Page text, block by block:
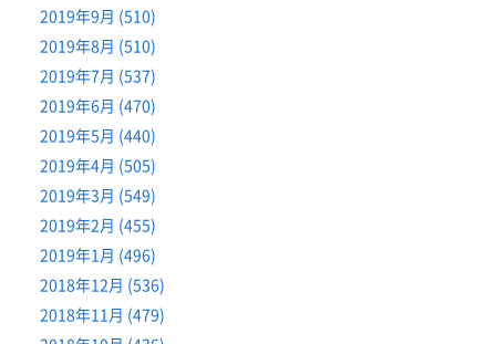
2019年9月 (510)
2019年8月 (510)
2019年7月 (537)
2019年6月 (470)
2019年5月 (440)
2019年4月 (505)
2019年3月 (549)
2019年2月 (455)
2019年1月 (496)
2018年12月 (536)
2018年11月 (479)